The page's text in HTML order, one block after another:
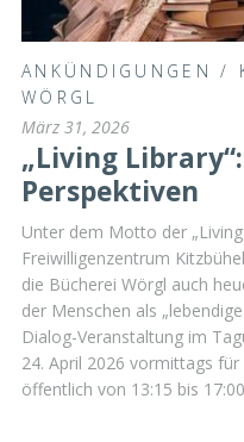
ANKÜNDIGUNGEN /
WÖRGL
März 31, 2026
„Living
Perspektiven
Unter dem Motto der
Freiwilligenzentrum
die Bücherei Wörgl auch
der Menschen als
Dialog-Veranstaltung im
24. April 2026 vormittags
öffentlich von 13:15 bis